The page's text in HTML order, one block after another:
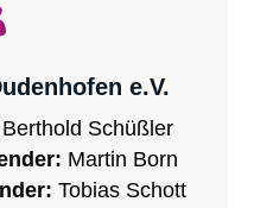
e.V.
Berthold Schüßler
Martin Born
Tobias Schott